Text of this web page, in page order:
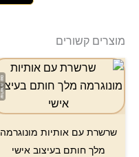
מוצרים קשורים
שרשרת עם אותיות מונוגרמה
מלך חותם בעיצוב אישי